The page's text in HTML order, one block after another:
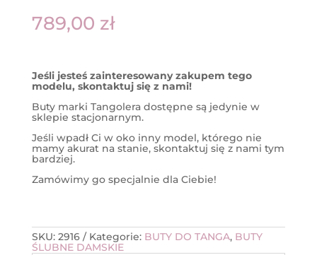
789,00 zł
Jeśli jesteś zainteresowany zakupem tego
modelu, skontaktuj się z nami!
Buty marki Tangolera dostępne są jedynie w
sklepie stacjonarnym.
Jeśli wpadł Ci w oko inny model, którego nie
mamy akurat na stanie, skontaktuj się z nami tym
bardziej.
Zamówimy go specjalnie dla Ciebie!
SKU: 2916 Kategorie: BUTY DO TANGA, BUTY
ŚLUBNE DAMSKIE